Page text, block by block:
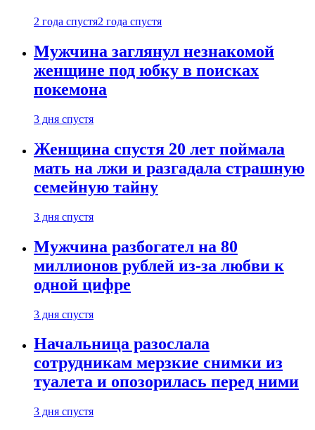
2 года спустя2 года спустя
Мужчина заглянул незнакомой
женщине под юбку в поисках
покемона
3 дня спустя
Женщина спустя 20 лет поймала
мать на лжи и разгадала страшную
семейную тайну
3 дня спустя
Мужчина разбогател на 80
миллионов рублей из-за любви к
одной цифре
3 дня спустя
Начальница разослала
сотрудникам мерзкие снимки из
туалета и опозорилась перед ними
3 дня спустя